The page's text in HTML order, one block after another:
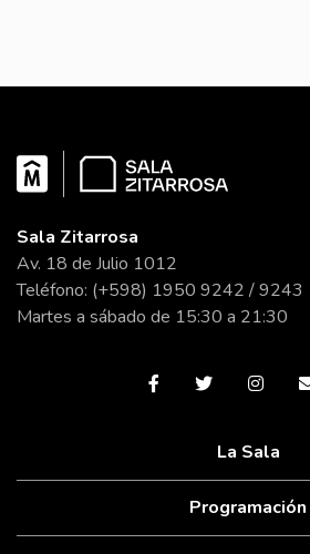
Sala Zitarrosa
Av. 18 de Julio 1012
Teléfono: (+598) 1950 9242 / 9243
Martes a sábado de 15:30 a 21:30
La Sala
Programación